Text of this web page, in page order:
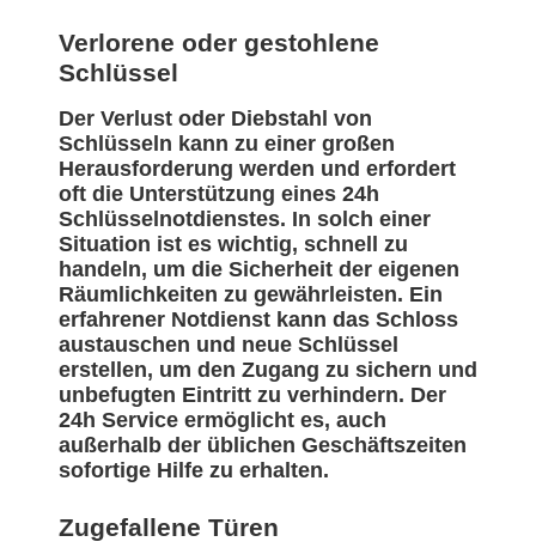
Verlorene oder gestohlene
Schlüssel
Der Verlust oder Diebstahl von
Schlüsseln kann zu einer großen
Herausforderung werden und erfordert
oft die Unterstützung eines 24h
Schlüsselnotdienstes. In solch einer
Situation ist es wichtig, schnell zu
handeln, um die Sicherheit der eigenen
Räumlichkeiten zu gewährleisten. Ein
erfahrener Notdienst kann das Schloss
austauschen und neue Schlüssel
erstellen, um den Zugang zu sichern und
unbefugten Eintritt zu verhindern. Der
24h Service ermöglicht es, auch
außerhalb der üblichen Geschäftszeiten
sofortige Hilfe zu erhalten.
Zugefallene Türen